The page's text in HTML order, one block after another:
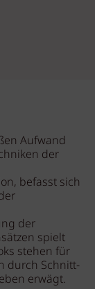
Aufwand
der
befasst sich
der
spielt
stehen für
durch Schnitt-
erwägt.